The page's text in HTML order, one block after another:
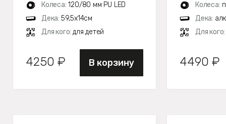
Колеса: 120/80 мм PU LED
Дека: 59,5х14см
Для кого: для детей
4250 ₽ В корзину
Колеса:
Дека:
Для кого:
4490 ₽